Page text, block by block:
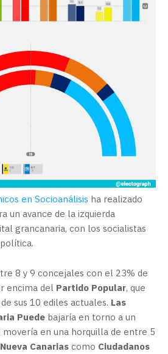
en Socioanálisis ha realizado
un avance de la izquierda
grancanaria, con los socialistas
8 y 9 concejales con el 23% de
encima del Partido Popular, que
sus 10 ediles actuales. Las
Puede bajaría en torno a un
en una horquilla de entre 5
Nueva Canarias como Ciudadanos